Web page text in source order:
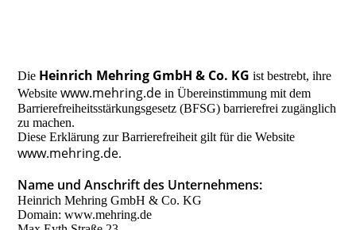
Die Heinrich Mehring GmbH & Co. KG ist bestrebt, ihre
Websitewww.mehring.de in Übereinstimmung mit dem
Barrierefreiheitsstärkungsgesetz (BFSG) barrierefrei zugänglich
zu machen.
Diese Erklärung zur Barrierefreiheit gilt für die Website
www.mehring.de.
Name und Anschrift des Unternehmens:
Heinrich Mehring GmbH & Co. KG
Domain: www.mehring.de